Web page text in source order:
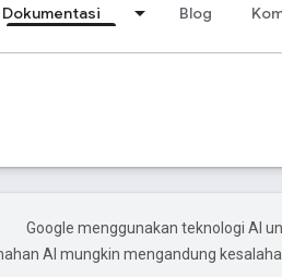
Dokumentasi Blog
Google menggunakan teknologi AI
AI mungkin mengandung